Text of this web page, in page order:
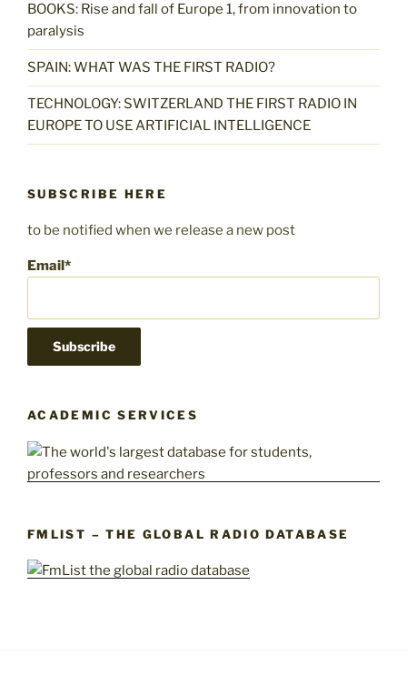
BOOKS: Rise and fall of Europe 1, from innovation to
paralysis
SPAIN: WHAT WAS THE FIRST RADIO?
TECHNOLOGY: SWITZERLAND THE FIRST RADIO IN
EUROPE TO USE ARTIFICIAL INTELLIGENCE
SUBSCRIBE HERE
to be notified when we release a new post
Email*
ACADEMIC SERVICES
FMLIST – THE GLOBAL RADIO DATABASE